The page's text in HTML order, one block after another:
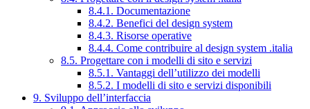
8.4.1. Documentazione
8.4.2. Benefici del design system
8.4.3. Risorse operative
8.4.4. Come contribuire al design system .italia
8.5. Progettare con i modelli di sito e servizi
8.5.1. Vantaggi dell’utilizzo dei modelli
8.5.2. I modelli di sito e servizi disponibili
9. Sviluppo dell’interfaccia